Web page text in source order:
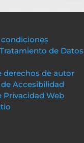
condiciones
de Datos
derechos de autor
Accesibilidad
Privacidad Web